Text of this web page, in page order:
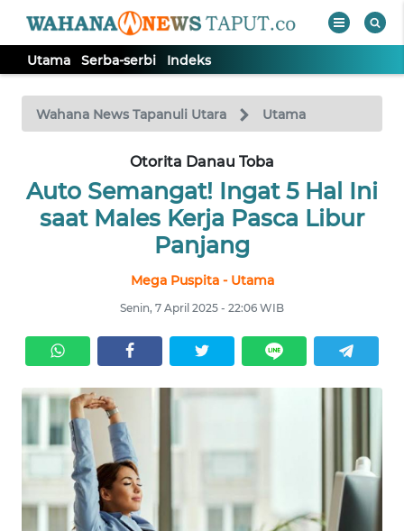
Utama Serba-serbi Indeks
Wahana News Tapanuli Utara Utama
Otorita Danau Toba
Auto Semangat! Ingat 5 Hal Ini
saat Males Kerja Pasca Libur
Panjang
Mega Puspita - Utama
Senin, 7 April 2025 - 22:06 WIB
TV
Tutup
SERBA-
BERITA
KONTAK
KAMI
IKLAN
TENTANG